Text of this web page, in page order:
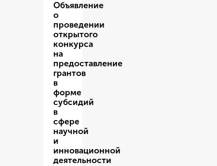
Объявление
о
проведении
открытого
конкурса
на
предоставление
грантов
в
форме
субсидий
в
сфере
научной
и
инновационной
деятельности